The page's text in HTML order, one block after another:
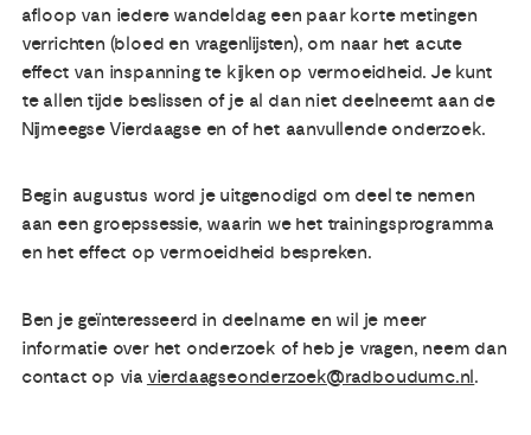
afloop van iedere wandeldag een paar korte metingen
verrichten (bloed en vragenlijsten), om naar het acute
effect van inspanning te kijken op vermoeidheid. Je kunt
te allen tijde beslissen of je al dan niet deelneemt aan de
Nijmeegse Vierdaagse en of het aanvullende onderzoek.
Begin augustus word je uitgenodigd om deel te nemen
aan een groepssessie, waarin we het trainingsprogramma
en het effect op vermoeidheid bespreken.
Ben je geïnteresseerd in deelname en wil je meer
informatie over het onderzoek of heb je vragen, neem dan
contact op via vierdaagseonderzoek@radboudumc.nl.